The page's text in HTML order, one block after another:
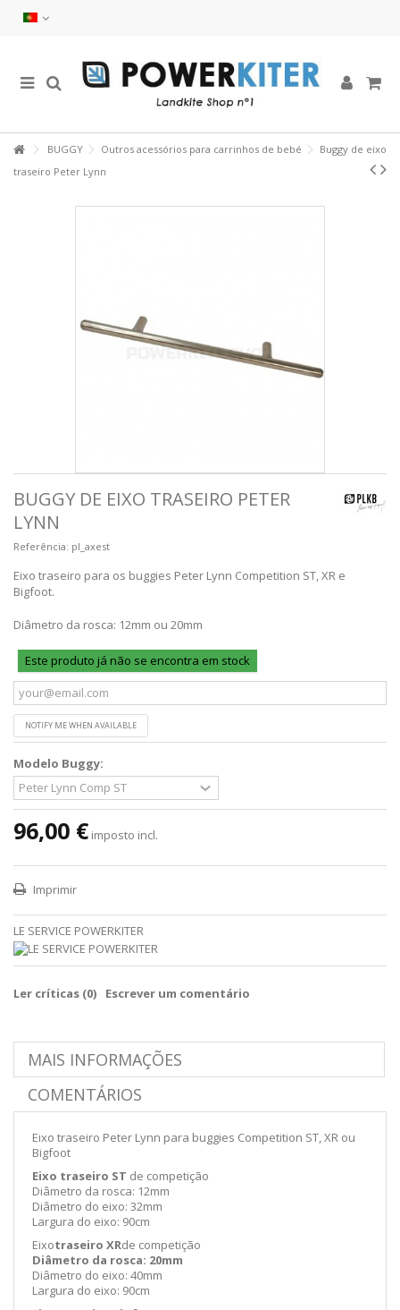
BUGGY Outros acessórios para carrinhos de bebé
Buggy de eixo
traseiro Peter Lynn
BUGGY DE EIXO TRASEIRO PETER
LYNN
Referência: pl_axest
Eixo traseiro para os buggies Peter Lynn Competition ST, XR e
Bigfoot.
Diâmetro da rosca: 12mm ou 20mm
Este produto já não se encontra em stock
NOTIFY ME WHEN AVAILABLE
Modelo Buggy:
96,00 € imposto incl.
Imprimir
LE SERVICE POWERKITER
Ler críticas (0) Escrever um comentário
MAIS INFORMAÇÕES
COMENTÁRIOS
Eixo traseiro Peter Lynn para buggies Competition ST, XR ou
Bigfoot
Eixo traseiro ST de competição
Diâmetro da rosca: 12mm
Diâmetro do eixo: 32mm
Largura do eixo: 90cm
Eixotraseiro XRde competição
Diâmetro da rosca: 20mm
Diâmetro do eixo: 40mm
Largura do eixo: 90cm